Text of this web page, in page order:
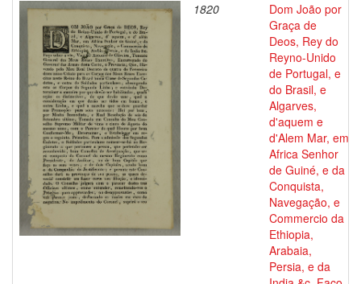
1820
Dom João por
Graça de
Deos, Rey do
Reyno-Unido
de Portugal, e
do Brasil, e
Algarves,
d'aquem e
d'Alem Mar, em
Africa Senhor
de Guiné, e da
Conquista,
Navegação, e
Commercio da
Ethiopia,
Arabaia,
Persia, e da